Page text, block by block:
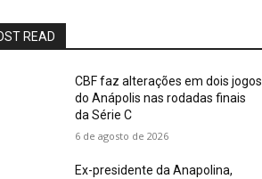
READ
CBF faz alterações em dois jogos
do Anápolis nas rodadas finais
da Série C
6 de agosto de 2026
Ex-presidente da Anapolina,